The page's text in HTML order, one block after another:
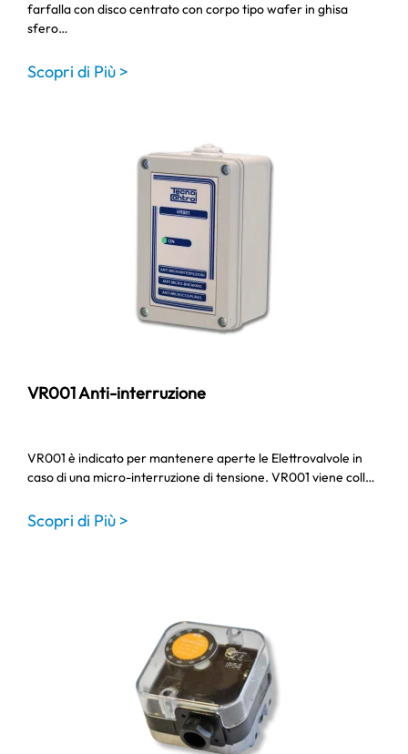
farfalla con disco centrato con corpo tipo wafer in ghisa
sfero…
Scopri di Più >
VR001 Anti-interruzione
VR001 è indicato per mantenere aperte le Elettrovalvole in
caso di una micro-interruzione di tensione. VR001 viene coll…
Scopri di Più >